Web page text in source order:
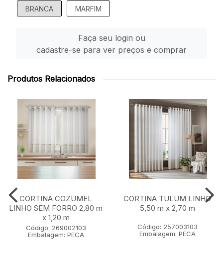
BRANCA MARFIM
Faça seu login ou
cadastre-se para ver preços e comprar
Produtos Relacionados
CORTINA COZUMEL
LINHO SEM FORRO 2,80 m
x 1,20 m
Código: 269002103
Embalagem: PECA
CORTINA TULUM LINHO
5,50 m x 2,70 m
Código: 257003103
Embalagem: PECA